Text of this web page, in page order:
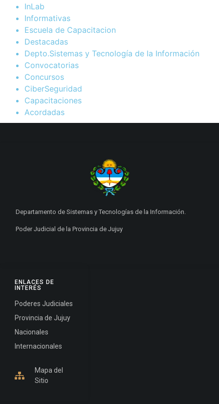
InLab
Informativas
Escuela de Capacitacion
Destacadas
Depto.Sistemas y Tecnología de la Información
Convocatorias
Concursos
CiberSeguridad
Capacitaciones
Acordadas
ENLACES DE
INTERÉS
Poderes Judiciales
Provincia de Jujuy
Nacionales
Internacionales
Mapa del
Sitio
Departamento de Sistemas y Tecnologías de la Información.
Poder Judicial de la Provincia de Jujuy